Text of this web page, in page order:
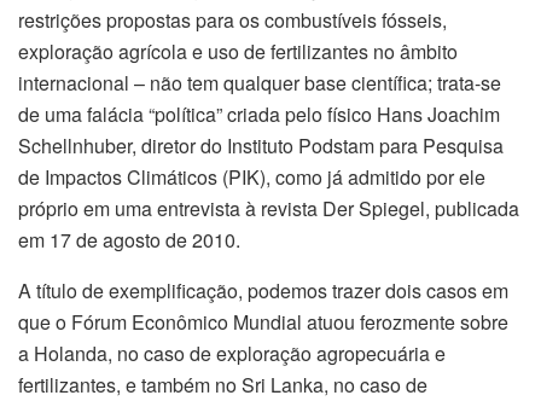
restrições propostas para os combustíveis fósseis,
exploração agrícola e uso de fertilizantes no âmbito
internacional – não tem qualquer base científica; trata-se
de uma falácia “política” criada pelo físico Hans Joachim
Schellnhuber, diretor do Instituto Podstam para Pesquisa
de Impactos Climáticos (PIK), como já admitido por ele
próprio em uma entrevista à revista Der Spiegel, publicada
em 17 de agosto de 2010.
A título de exemplificação, podemos trazer dois casos em
que o Fórum Econômico Mundial atuou ferozmente sobre
a Holanda, no caso de exploração agropecuária e
fertilizantes, e também no Sri Lanka, no caso de